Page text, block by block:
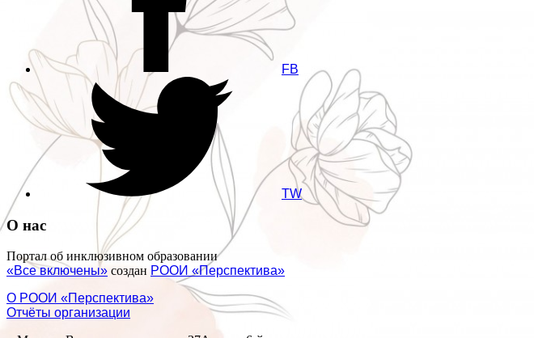
FB
TW
О нас
Портал об инклюзивном образовании
«Все включены» создан РООИ «Перспектива»
О РООИ «Перспектива»
Отчёты организации